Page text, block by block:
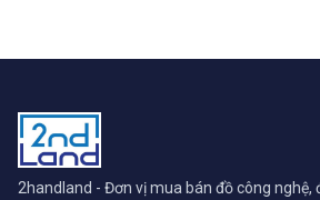
2handland - Đơn vị mua bán đồ công nghệ,